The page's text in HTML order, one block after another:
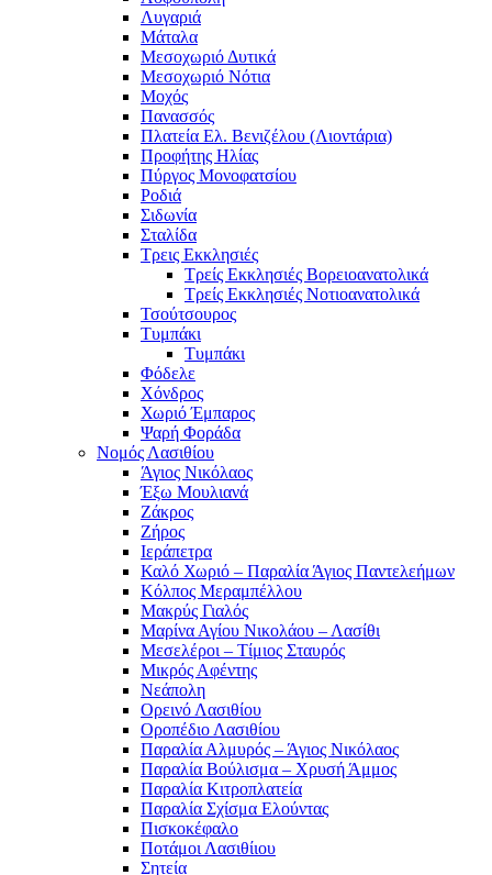
Λυγαριά
Μάταλα
Μεσοχωριό Δυτικά
Μεσοχωριό Νότια
Μοχός
Πανασσός
Πλατεία Ελ. Βενιζέλου (Λιοντάρια)
Προφήτης Ηλίας
Πύργος Μονοφατσίου
Ροδιά
Σιδωνία
Σταλίδα
Τρεις Εκκλησιές
Τρείς Εκκλησιές Βορειοανατολικά
Τρείς Εκκλησιές Νοτιοανατολικά
Τσούτσουρος
Τυμπάκι
Τυμπάκι
Φόδελε
Χόνδρος
Χωριό Έμπαρος
Ψαρή Φοράδα
Νομός Λασιθίου
Άγιος Νικόλαος
Έξω Μουλιανά
Ζάκρος
Ζήρος
Ιεράπετρα
Καλό Χωριό – Παραλία Άγιος Παντελεήμων
Κόλπος Μεραμπέλλου
Μακρύς Γιαλός
Μαρίνα Αγίου Νικολάου – Λασίθι
Μεσελέροι – Τίμιος Σταυρός
Μικρός Αφέντης
Νεάπολη
Ορεινό Λασιθίου
Οροπέδιο Λασιθίου
Παραλία Αλμυρός – Άγιος Νικόλαος
Παραλία Βούλισμα – Χρυσή Άμμος
Παραλία Κιτροπλατεία
Παραλία Σχίσμα Ελούντας
Πισκοκέφαλο
Ποτάμοι Λασιθίιου
Σητεία